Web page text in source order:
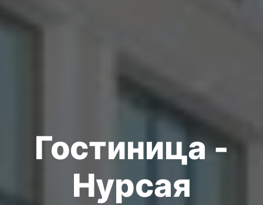
Гостиница -
Нурсая